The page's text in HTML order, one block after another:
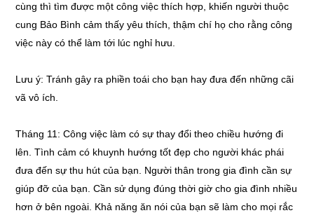
cùng thì tìm được một công việc thích hợp, khiến người thuộc
cung Bảo Bình cảm thấy yêu thích, thậm chí họ cho rằng công
việc này có thể làm tới lúc nghỉ hưu.
Lưu ý: Tránh gây ra phiền toái cho bạn hay đưa đến những cãi
vã vô ích.
Tháng 11: Công việc làm có sự thay đổi theo chiều hướng đi
lên. Tình cảm có khuynh hướng tốt đẹp cho người khác phái
đưa đến sự thu hút của bạn. Người thân trong gia đình cần sự
giúp đỡ của bạn. Cần sử dụng đúng thời giờ cho gia đình nhiều
hơn ở bên ngoài. Khả năng ăn nói của bạn sẽ làm cho mọi rắc